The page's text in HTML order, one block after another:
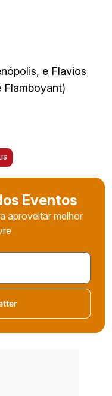
e Flavios
Flamboyant)
Eventos
aproveitar melhor